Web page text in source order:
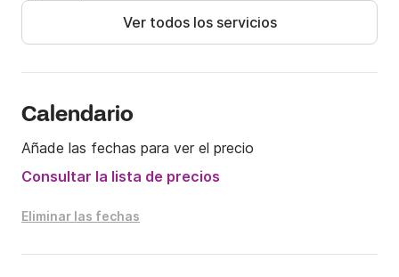
Ver todos los servicios
Calendario
Añade las fechas para ver el precio
Consultar la lista de precios
Eliminar las fechas